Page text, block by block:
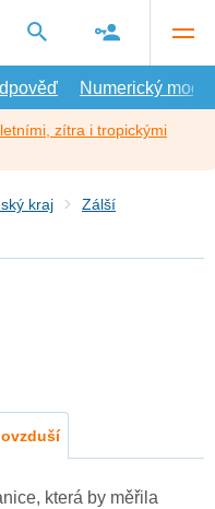
Numerický model
zítra i tropickými
kraj
Zálší
která by měřila